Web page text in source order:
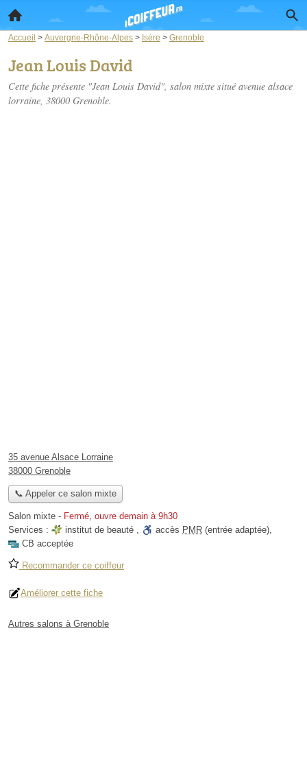
Accueil > Auvergne-Rhône-Alpes > Isère > Grenoble
Jean Louis David
Cette fiche présente "Jean Louis David", salon mixte situé avenue alsace
lorraine, 38000 Grenoble.
35 avenue Alsace Lorraine
38000 Grenoble
📞 Appeler ce salon mixte
Salon mixte - Fermé, ouvre demain à 9h30
Services :
institut de beauté , accès PMR (entrée adaptée),
CB acceptée
Recommander ce coiffeur
Améliorer cette fiche
Autres salons à Grenoble